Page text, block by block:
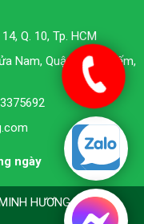
Q. 10, Tp. HCM
Nam, Quận Hoàn Kiếm,
ngày
HƯƠNG TPHCM.